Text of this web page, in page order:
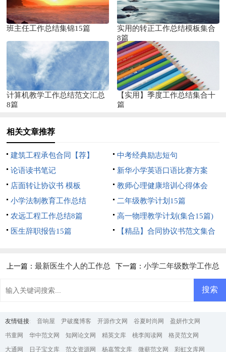
班主任工作总结集锦15篇
实用的转正工作总结模板集合
8篇
计算机教学工作总结范文汇总
8篇
【实用】季度工作总结集合十
篇
相关文章推荐
建筑工程承包合同【荐】
中考经典励志短句
论语读书笔记
新华小学英语口语比赛方案
店面转让协议书 模板
教师心理健康培训心得体会
小学法制教育工作总结
二年级教学计划15篇
农远工程工作总结8篇
高一物理教学计划(集合15篇)
医生辞职报告15篇
【精品】合同协议书范文集合
上一篇：最新医生个人的工作总 下一篇： 小学二年级数学工作总
友情链接: 音响屋 尹破魔博客 开源作文网 谷夏时尚网
盈妍作文网
书童网
华中范文网 知网论文网 精英文库 桃李阅读网
格灵范文网
大通网
日子宝文库 范文资源网 杨嘉莺文库 微蕲范文网 彩虹文库网